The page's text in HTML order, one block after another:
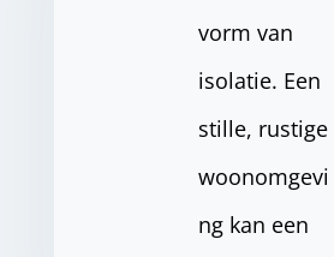
vorm van
isolatie. Een
stille, rustige
woonomgevi
ng kan een